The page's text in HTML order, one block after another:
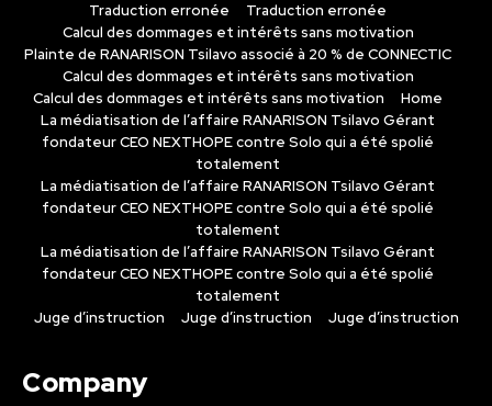
Traduction erronée
Traduction erronée
Calcul des dommages et intérêts sans motivation
Plainte de RANARISON Tsilavo associé à 20 % de CONNECTIC
Calcul des dommages et intérêts sans motivation
Calcul des dommages et intérêts sans motivation
Home
La médiatisation de l’affaire RANARISON Tsilavo Gérant
fondateur CEO NEXTHOPE contre Solo qui a été spolié
totalement
La médiatisation de l’affaire RANARISON Tsilavo Gérant
fondateur CEO NEXTHOPE contre Solo qui a été spolié
totalement
La médiatisation de l’affaire RANARISON Tsilavo Gérant
fondateur CEO NEXTHOPE contre Solo qui a été spolié
totalement
Juge d’instruction
Juge d’instruction Juge d’instruction
Company